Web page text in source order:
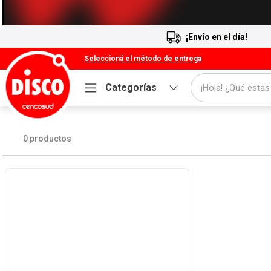
¡Envío en el día!
Seleccioná el método de entrega
Categorías
¡Hola! ¿Qué estas
0 productos
2.
Leche